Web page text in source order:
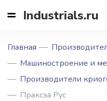
Industrials.ru
Главная
Машиностроение и
Производители
Праксэа Рус